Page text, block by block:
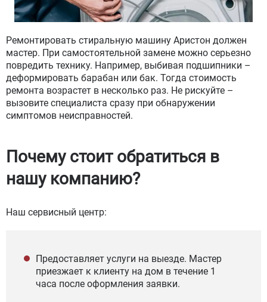
Ремонтировать стиральную машину Аристон должен
мастер. При самостоятельной замене можно серьезно
повредить технику. Например, выбивая подшипники –
деформировать барабан или бак. Тогда стоимость
ремонта возрастет в несколько раз. Не рискуйте –
вызовите специалиста сразу при обнаружении
симптомов неисправностей.
Почему стоит обратиться в
нашу компанию?
Наш сервисный центр:
Предоставляет услуги на выезде. Мастер
приезжает к клиенту на дом в течение 1
часа после оформления заявки.